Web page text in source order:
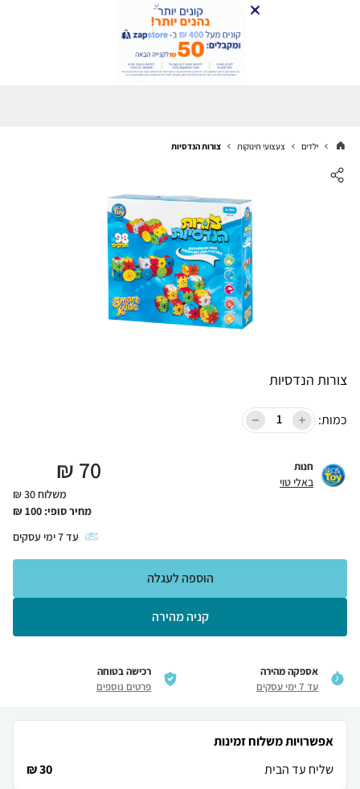
ילדים צעצועי תינוקות צורות הנדסיות
צורות הנדסיות
כמות:
חנות
באלי טוי 70
₪
משלוח 30 ₪
מחיר סופי: 100
₪
עד7ימי עסקים
קניה מהירה
הוספה לעגלה
אספקה מהירה
עד 7 ימי עסקים
רכישה בטוחה
פרטים נוספים
אפשרויות משלוח זמינות
שליח עד הבית
30 ₪